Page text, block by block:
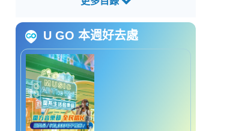
行政经理招聘查询方法
U GO 本週好去處